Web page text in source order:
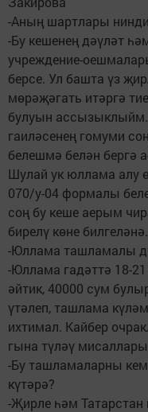
-Аның шартлары
-Бу кешенең дәүләт
учреждение-
берсе. Ул башта үз
мөрәҗәгать итәргә
булуын ассызыклыйм.
гаиләсенең гомуми
белешмә белән бергә
Шулай ук юллама алу
070/у-04 формалы
соң бу кеше аерым
бирелү көне билгеләнә.
-Юллама ташламалы
-Юллама гадәттә 18-
әйтик, 40000 сум
үтәлеп, ташлама
ихтимал. Кайбер
гына түләү
-Бу ташламаларны
күтәрә?
-Җирле һәм